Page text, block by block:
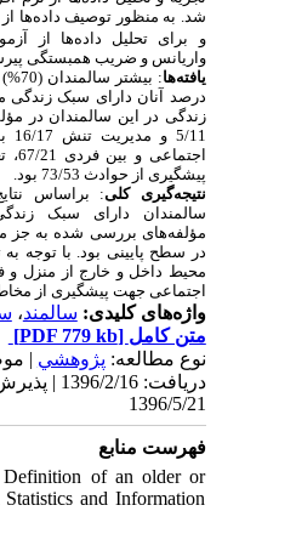
شد. به منظور توصیف داده‌ها
و برای تحلیل داده‌ها از
واریانس و ضریب همبستگی
یافته‌ها
درصد آنان دارای سبک زندگی
زندگی در این سالمندان در
5/11 و
پیشگیری از حوادث 73/53 بود.
نتیجه‌گیری کلی
سالمندان دارای سبک
مؤلفه‌های بررسی شده به جز
در سطح پایینی بود. با توجه به
محیط داخل و خارج از منزل و
اجتماعی جهت پیشگیری از
واژه‌های کلیدی:سالمند،
متن کامل[PDF 779 kb]
نوع مطالعه:پژوهشي|
1396/5/21
فهرست منابع
Definition of an older or
Statistics and Information